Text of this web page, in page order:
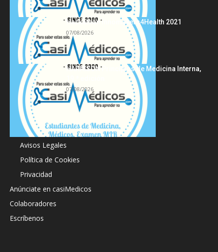
Hackathon Innomakers4Health 2021
07/08/2026
HARRISON Principios de Medicina Interna,
07/08/2026
Acerca de
Avisos Legales
Política de Cookies
Privacidad
Anúnciate en casiMedicos
Colaboradores
Escríbenos